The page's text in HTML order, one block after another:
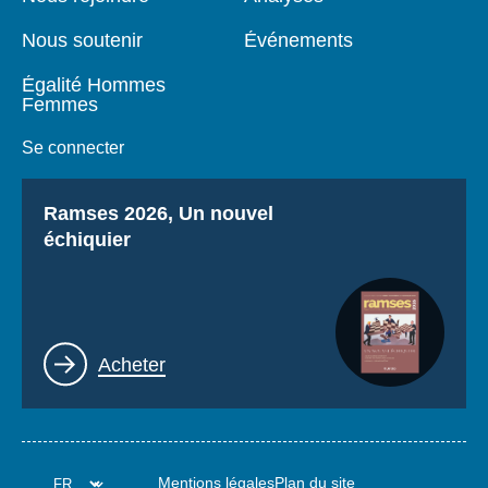
Nous soutenir
Égalité Hommes
Femmes
Se connecter
Événements
Titre
Ramses 2026, Un nouvel
échiquier
Lien
Acheter
Mentions légalesPlan du site